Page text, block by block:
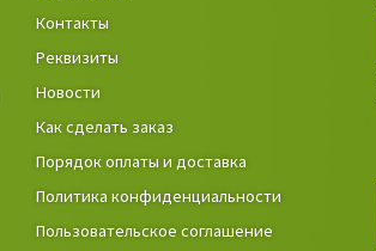
материалы
Товары и инструмент для дачи, сада,
Фонари
Контакты
Реквизиты
Новости
Как сделать заказ
Порядок оплаты и доставка
Политика конфиденциальности
Пользовательское соглашение